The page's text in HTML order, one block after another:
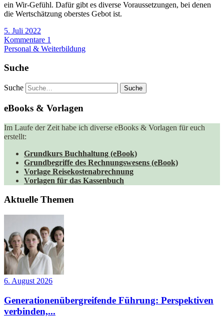
ein Wir-Gefühl. Dafür gibt es diverse Voraussetzungen, bei denen
die Wertschätzung oberstes Gebot ist.
5. Juli 2022
Kommentare 1
Personal & Weiterbildung
Suche
Suche
eBooks & Vorlagen
Im Laufe der Zeit habe ich diverse eBooks & Vorlagen für euch
erstellt:
Grundkurs Buchhaltung (eBook)
Grundbegriffe des Rechnungswesens (eBook)
Vorlage Reisekostenabrechnung
Vorlagen für das Kassenbuch
Aktuelle Themen
6. August 2026
Generationenübergreifende Führung: Perspektiven
verbinden,...